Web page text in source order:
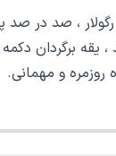
رگولار ، صد در
یقه برگردان
و مهمانی.